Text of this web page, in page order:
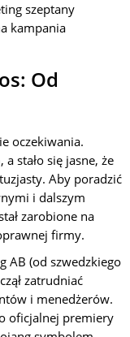
szeptany
kampania
Od
oczekiwania.
stało się jasne, że
Aby poradzić
i dalszym
zarobione na
firmy.
AB (od szwedzkiego
zatrudniać
i menedżerów.
oficjalnej premiery